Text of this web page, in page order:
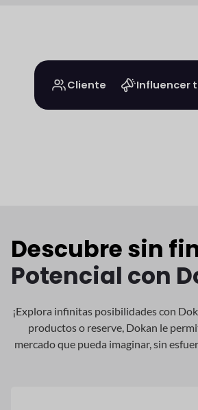
Cliente Influencer
Descubre sin
Potencial con
¡Explora infinitas posibilidades con
productos o reserve, Dokan le
mercado que pueda imaginar, sin